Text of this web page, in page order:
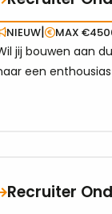
NIEUW| MAX
jij bouwen aan
een
Recruiter